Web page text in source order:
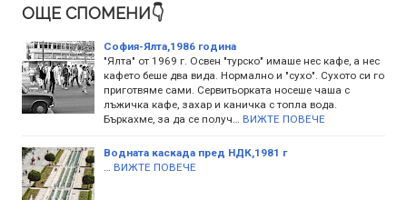
ОЩЕ СПОМЕНИ👇
София-Ялта,1986 година
"Ялта" от 1969 г. Освен "турско" имаше нес кафе, а нес
кафето беше два вида. Нормално и "сухо". Сухото си го
приготвяме сами. Сервитьорката носеше чаша с
лъжичка кафе, захар и каничка с топла вода.
Бъркахме, за да се получ…
ВИЖТЕ ПОВЕЧЕ
Водната каскада пред НДК,1981 г
ВИЖТЕ ПОВЕЧЕ